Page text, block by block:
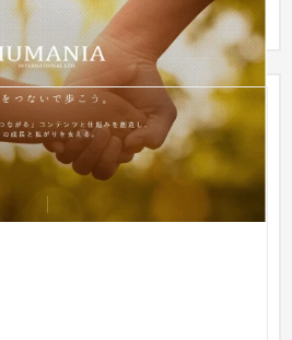
51〜100万円